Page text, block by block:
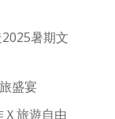
暑期文
盛宴
旅遊自由